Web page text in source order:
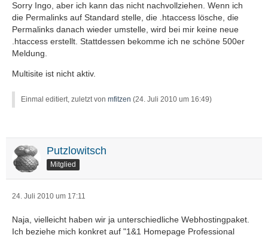
Sorry Ingo, aber ich kann das nicht nachvollziehen. Wenn ich
die Permalinks auf Standard stelle, die .htaccess lösche, die
Permalinks danach wieder umstelle, wird bei mir keine neue
.htaccess erstellt. Stattdessen bekomme ich ne schöne 500er
Meldung.
Multisite ist nicht aktiv.
Einmal editiert, zuletzt von mfitzen (24. Juli 2010 um 16:49)
Putzlowitsch
Mitglied
24. Juli 2010 um 17:11
Naja, vielleicht haben wir ja unterschiedliche Webhostingpaket.
Ich beziehe mich konkret auf "1&1 Homepage Professional